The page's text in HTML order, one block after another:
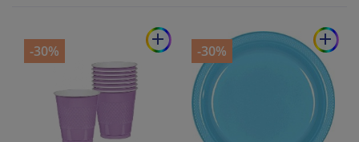
add
-30%
add
-30%